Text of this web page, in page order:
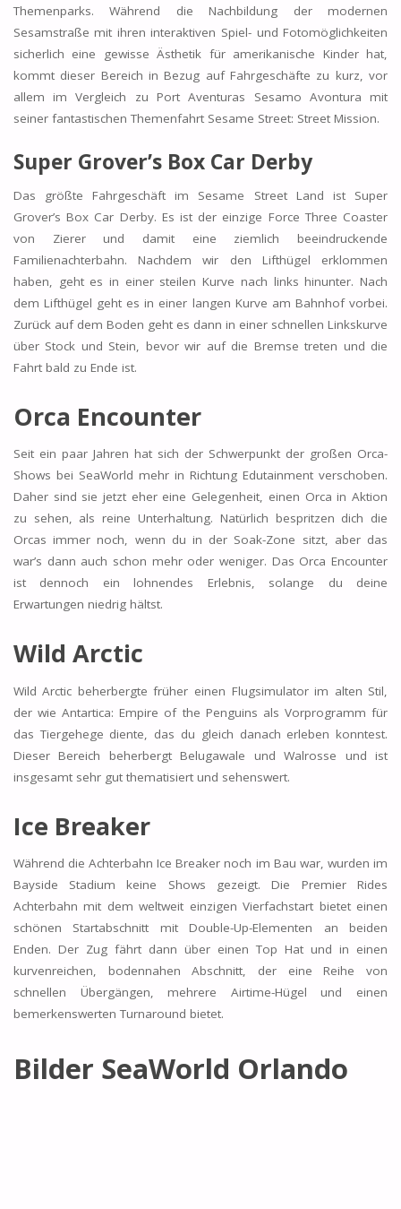
Themenparks. Während die Nachbildung der modernen
Sesamstraße mit ihren interaktiven Spiel- und Fotomöglichkeiten
sicherlich eine gewisse Ästhetik für amerikanische Kinder hat,
kommt dieser Bereich in Bezug auf Fahrgeschäfte zu kurz, vor
allem im Vergleich zu Port Aventuras Sesamo Avontura mit
seiner fantastischen Themenfahrt Sesame Street: Street Mission.
Super Grover’s Box Car Derby
Das größte Fahrgeschäft im Sesame Street Land ist Super
Grover’s Box Car Derby. Es ist der einzige Force Three Coaster
von Zierer und damit eine ziemlich beeindruckende
Familienachterbahn. Nachdem wir den Lifthügel erklommen
haben, geht es in einer steilen Kurve nach links hinunter. Nach
dem Lifthügel geht es in einer langen Kurve am Bahnhof vorbei.
Zurück auf dem Boden geht es dann in einer schnellen Linkskurve
über Stock und Stein, bevor wir auf die Bremse treten und die
Fahrt bald zu Ende ist.
Orca Encounter
Seit ein paar Jahren hat sich der Schwerpunkt der großen Orca-
Shows bei SeaWorld mehr in Richtung Edutainment verschoben.
Daher sind sie jetzt eher eine Gelegenheit, einen Orca in Aktion
zu sehen, als reine Unterhaltung. Natürlich bespritzen dich die
Orcas immer noch, wenn du in der Soak-Zone sitzt, aber das
war’s dann auch schon mehr oder weniger. Das Orca Encounter
ist dennoch ein lohnendes Erlebnis, solange du deine
Erwartungen niedrig hältst.
Wild Arctic
Wild Arctic beherbergte früher einen Flugsimulator im alten Stil,
der wie Antartica: Empire of the Penguins als Vorprogramm für
das Tiergehege diente, das du gleich danach erleben konntest.
Dieser Bereich beherbergt Belugawale und Walrosse und ist
insgesamt sehr gut thematisiert und sehenswert.
Ice Breaker
Während die Achterbahn Ice Breaker noch im Bau war, wurden im
Bayside Stadium keine Shows gezeigt. Die Premier Rides
Achterbahn mit dem weltweit einzigen Vierfachstart bietet einen
schönen Startabschnitt mit Double-Up-Elementen an beiden
Enden. Der Zug fährt dann über einen Top Hat und in einen
kurvenreichen, bodennahen Abschnitt, der eine Reihe von
schnellen Übergängen, mehrere Airtime-Hügel und einen
bemerkenswerten Turnaround bietet.
Bilder SeaWorld Orlando